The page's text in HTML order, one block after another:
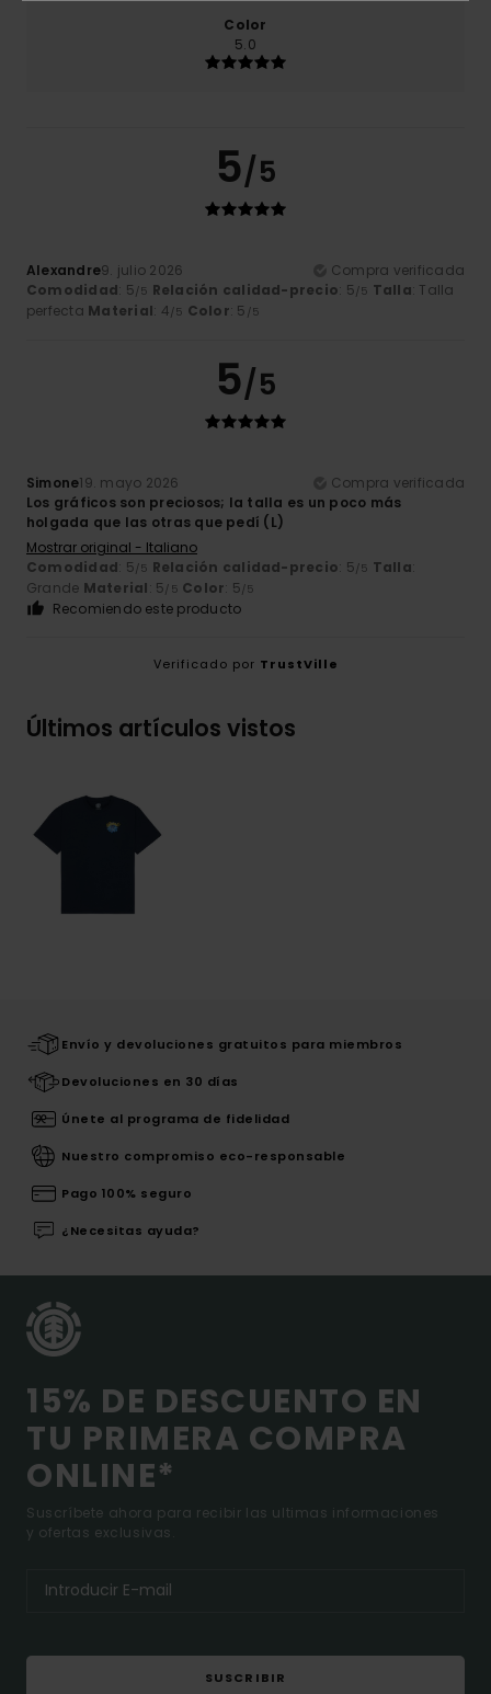
Color
5.0
5/5
Alexandre9. julio 2026
Compra verificada
Comodidad: 5/5 Relación calidad-precio: 5/5 Talla: Talla
perfecta Material: 4/5 Color: 5 /5
5/5
Simone19. mayo 2026
Compra verificada
Los gráficos son preciosos; la talla es un poco más
holgada que las otras que pedí (L)
Mostrar original - Italiano
Comodidad: 5/5 Relación calidad-precio: 5/5 Talla:
Grande Material: 5/5 Color: 5/5
Recomiendo este producto
Verificado por TrustVille
Últimos artículos vistos
Envío y devoluciones gratuitos para miembros
Devoluciones en 30 días
Únete al programa de fidelidad
Nuestro compromiso eco-responsable
Pago 100% seguro
¿Necesitas ayuda?
15% DE DESCUENTO EN
TU PRIMERA COMPRA
ONLINE*
Suscríbete ahora para recibir las ultimas informaciones
y ofertas exclusivas.
SUSCRIBIR